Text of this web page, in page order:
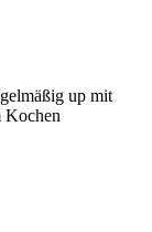
up mit
Kochen